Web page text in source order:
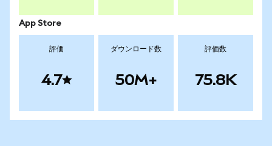
App Store
評価
4.7
ダウンロード数
50M+
評価数
75.8K